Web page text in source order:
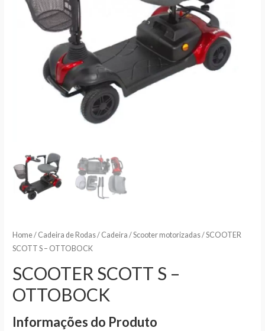
Home/ Cadeira de Rodas/ Cadeira / Scooter motorizadas/ SCOOTER
SCOTT S – OTTOBOCK
SCOOTER SCOTT S –
OTTOBOCK
Informações do Produto